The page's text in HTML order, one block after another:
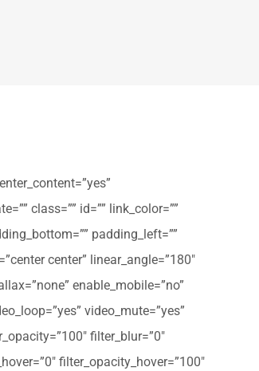
class=”” id=”” link_color=””
padding_left=””
center” linear_angle=”180″
enable_mobile=”no”
video_mute=”yes”
filter_blur=”0″
filter_opacity_hover=”100″